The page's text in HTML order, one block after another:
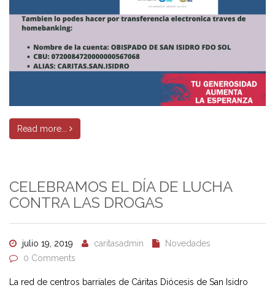
Read more...
CELEBRAMOS EL DÍA DE LUCHA
CONTRA LAS DROGAS
julio 19, 2019 caritasadmin
Novedades
0 Comments
La red de centros barriales de Cáritas Diócesis de San Isidro